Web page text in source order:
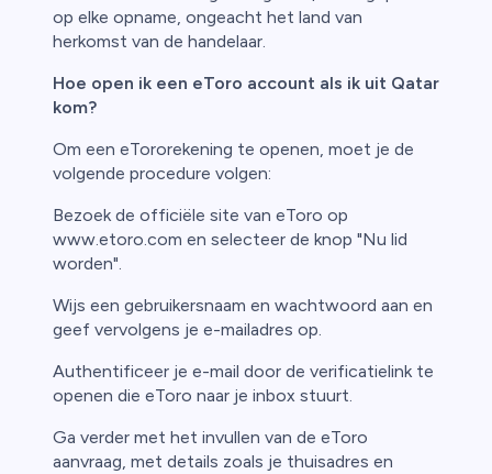
op elke opname, ongeacht het land van
herkomst van de handelaar.
Hoe open ik een eToro account als ik uit Qatar
kom?
Om een eTororekening te openen, moet je de
volgende procedure volgen:
Bezoek de officiële site van eToro op
www.etoro.com en selecteer de knop "Nu lid
worden".
Wijs een gebruikersnaam en wachtwoord aan en
geef vervolgens je e-mailadres op.
Authentificeer je e-mail door de verificatielink te
openen die eToro naar je inbox stuurt.
Ga verder met het invullen van de eToro
aanvraag, met details zoals je thuisadres en